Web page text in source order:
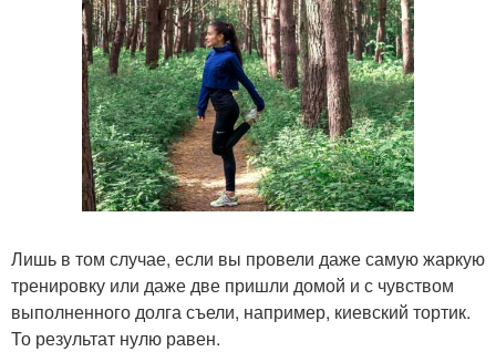
Лишь в том случае, если вы провели даже самую жаркую
тренировку или даже две пришли домой и с чувством
выполненного долга съели, например, киевский тортик.
То результат нулю равен.